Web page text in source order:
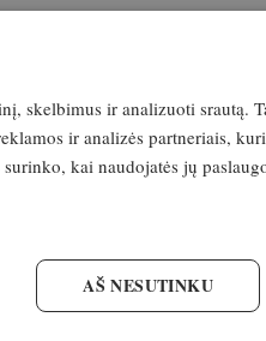
skelbimus ir analizuoti srautą.
ir analizės partneriais,
kai naudojatės jų
AŠ NESUTINKU